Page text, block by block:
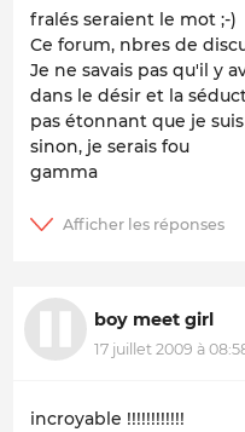
fralés seraient le mot ;-)
Ce forum, nbres de
Je ne savais pas qu'il y
dans le désir et la
pas étonnant que je
sinon, je serais fou
gamma
boy meet girl
17 juillet 2009 à
incroyable !!!!!!!!!!!!